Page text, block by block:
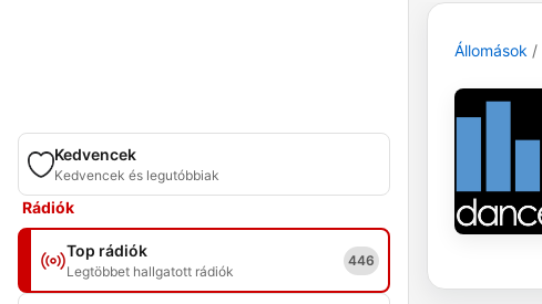
Kedvencek
Kedvencek és legutóbbiak
Rádiók
Top rádiók
Legtöbbet hallgatott rádiók
446
Állomások